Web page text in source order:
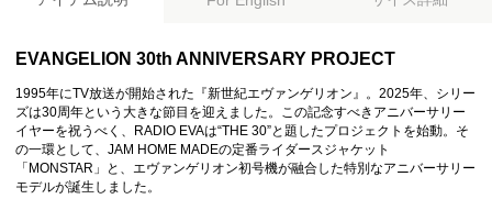
EVANGELION 30th ANNIVERSARY PROJECT
1995年にTV放送が開始された『新世紀エヴァンゲリオン』。2025年、シリー
ズは30周年という大きな節目を迎えました。この記念すべきアニバーサリー
イヤーを祝うべく、RADIO EVAは“THE 30”と題したプロジェクトを始動。そ
の一環として、JAM HOME MADEの定番ライダースジャケット
「MONSTAR」と、エヴァンゲリオン初号機が融合した特別なアニバーサリー
モデルが誕生しました。